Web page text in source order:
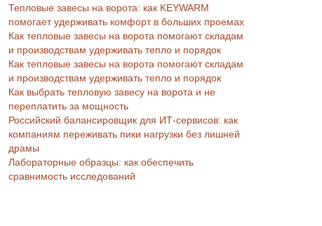
Тепловые завесы на ворота: как KEYWARM
помогает удерживать комфорт в больших проемах
Как тепловые завесы на ворота помогают складам
и производствам удерживать тепло и порядок
Как тепловые завесы на ворота помогают складам
и производствам удерживать тепло и порядок
Как выбрать тепловую завесу на ворота и не
переплатить за мощность
Российский балансировщик для ИТ-сервисов: как
компаниям переживать пики нагрузки без лишней
драмы
Лабораторные образцы: как обеспечить
сравнимость исследований